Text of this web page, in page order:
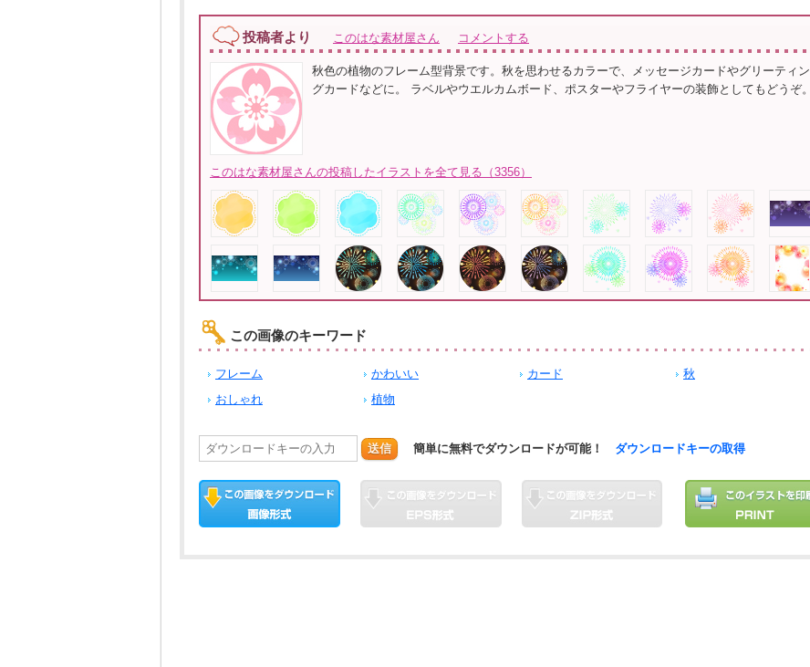
投稿者より このはな素材屋さん コメントする
秋色の植物のフレーム型背景です。秋を思わせるカラーで、メッセージカードやグリーティン
グカードなどに。 ラベルやウエルカムボード、ポスターやフライヤーの装飾としてもどうぞ。
このはな素材屋さんの投稿したイラストを全て見る（3356）
この画像のキーワード
フレーム かわいい カード
秋
おしゃれ
植物
送信 簡単に無料でダウンロードが可能！ ダウンロードキーの取得